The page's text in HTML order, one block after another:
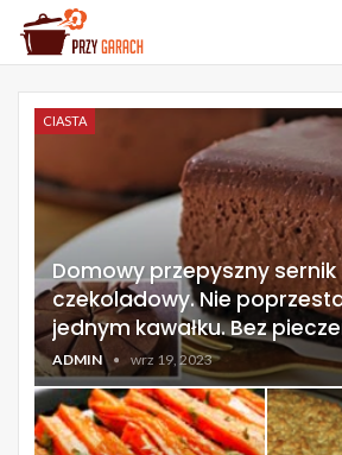
CIASTA
Domowy przepyszny sernik
czekoladowy. Nie
jednym kawałku. Bez
ADMIN wrz 19, 2023